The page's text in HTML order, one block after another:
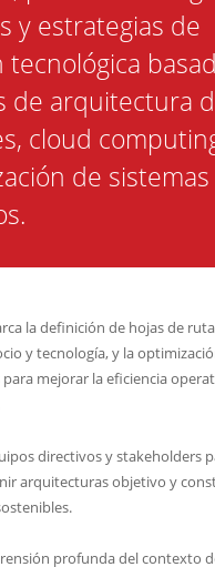
de arquitectura
cloud
de sistemas
para mejorar la eficiencia
directivos y stakeholders
profunda del contexto